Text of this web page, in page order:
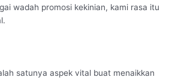
wadah promosi kekinian, kami rasa itu
satunya aspek vital buat menaikkan